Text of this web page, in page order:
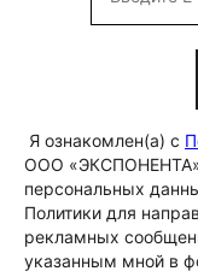
Я ознакомлен(а) с
ООО «ЭКСПОНЕНТА»
персональных
Политики для
рекламных
указанным мной в